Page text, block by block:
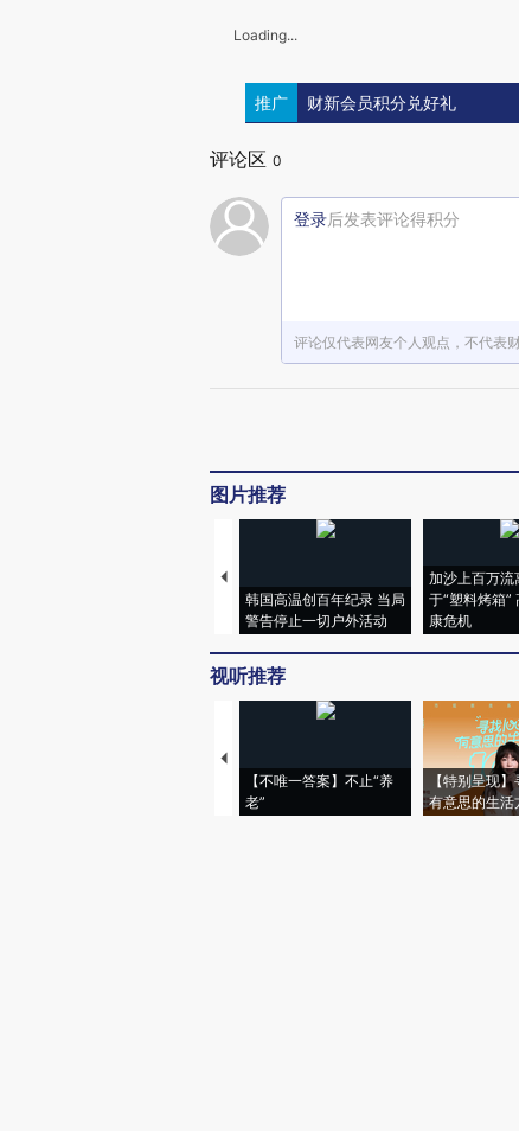
Loading...
推广 财新会员积分兑好礼
评论区 0
登录后发表评论得积分
评论仅代表网友个人观点，不代表
图片推荐
韩国高温创百年纪录 当局
警告停止一切户外活动
加沙上百万流
于“塑料烤箱”
康危机
视听推荐
【不唯一答案】不止“养
老”
【特别呈现
有意思的生活